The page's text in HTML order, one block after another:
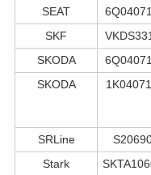
SEAT
SKF
SKODA
SKODA
SRLine
Stark